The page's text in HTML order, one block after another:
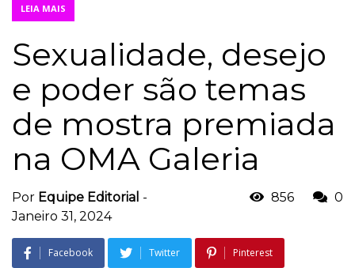
LEIA MAIS
Sexualidade, desejo
e poder são temas
de mostra premiada
na OMA Galeria
Por Equipe Editorial -
Janeiro 31, 2024
856 0
Facebook Twitter Pinterest